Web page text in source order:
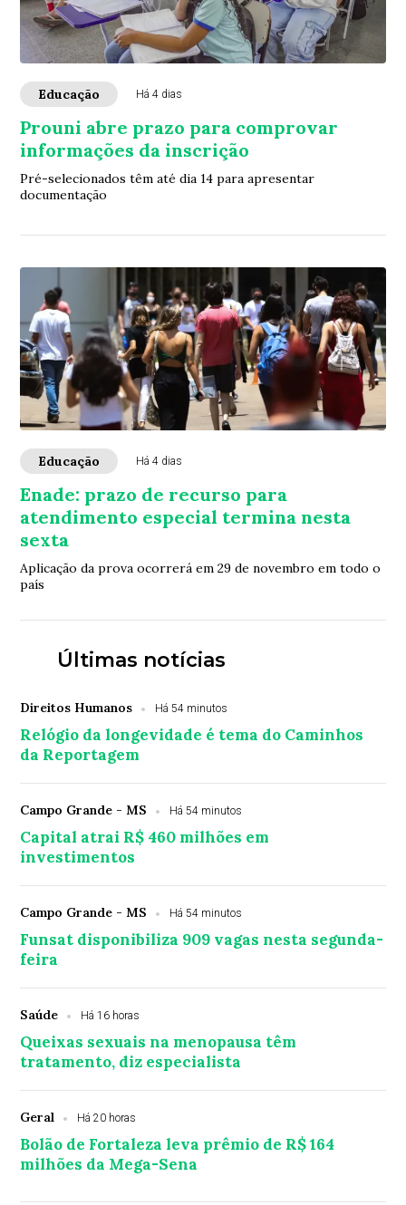
Educação Há 4 dias
Prouni abre prazo para comprovar
informações da inscrição
Pré-selecionados têm até dia 14 para apresentar
documentação
Educação Há 4 dias
Enade: prazo de recurso para
atendimento especial termina nesta
sexta
Aplicação da prova ocorrerá em 29 de novembro em todo o
país
Últimas notícias
Direitos Humanos Há 54 minutos
Relógio da longevidade é tema do Caminhos
da Reportagem
Campo Grande - MS Há 54 minutos
Capital atrai R$ 460 milhões em
investimentos
Campo Grande - MS Há 54 minutos
Funsat disponibiliza 909 vagas nesta segunda-
feira
Saúde Há 16 horas
Queixas sexuais na menopausa têm
tratamento, diz especialista
Geral Há 20 horas
Bolão de Fortaleza leva prêmio de R$ 164
milhões da Mega-Sena